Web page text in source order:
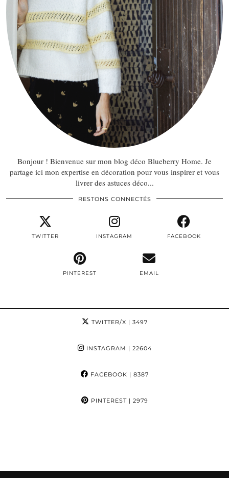
Bonjour ! Bienvenue sur mon blog déco Blueberry Home. Je
partage ici mon expertise en décoration pour vous inspirer et vous
livrer des astuces déco...
RESTONS CONNECTÉS
TWITTER INSTAGRAM FACEBOOK
PINTEREST EMAIL
TWITTER/X | 3497
INSTAGRAM | 22604
FACEBOOK | 8387
PINTEREST| 2979